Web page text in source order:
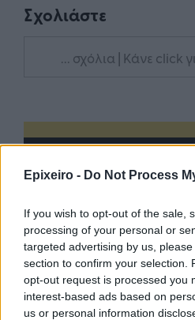
Epixeiro - Do Not Process
If you wish to opt-out of the sale,
processing of your personal or
targeted advertising by us,
section to confirm your selection.
opt-out request is processed you
interest-based ads based on
us or personal information
Σχολιάστε
... σχόλια | Κάνε click